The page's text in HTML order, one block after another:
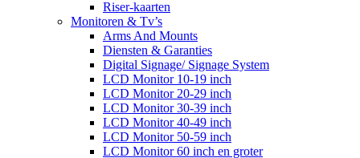
Riser-kaarten
Monitoren & Tv’s
Arms And Mounts
Diensten & Garanties
Digital Signage/ Signage System
LCD Monitor 10-19 inch
LCD Monitor 20-29 inch
LCD Monitor 30-39 inch
LCD Monitor 40-49 inch
LCD Monitor 50-59 inch
LCD Monitor 60 inch en groter